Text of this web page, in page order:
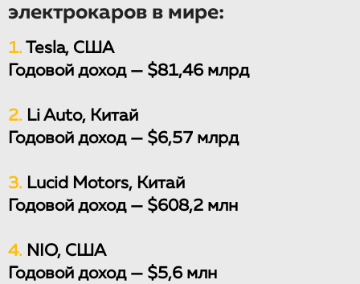
электрокаров в мире:
1. Tesla, США
Годовой доход — $81,46 млрд
2. Li Auto, Китай
Годовой доход — $6,57 млрд
3. Lucid Motors, Китай
Годовой доход — $608,2 млн
4. NIO, США
Годовой доход — $5,6 млн